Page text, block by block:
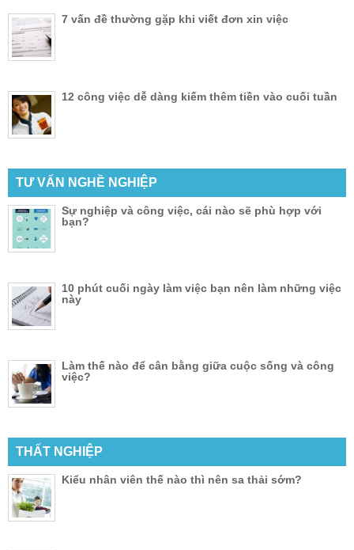
7 vấn đề thường gặp khi viết đơn xin việc
12 công việc dễ dàng kiếm thêm tiền vào cuối tuần
TƯ VẤN NGHỀ NGHIỆP
Sự nghiệp và công việc, cái nào sẽ phù hợp với
bạn?
10 phút cuối ngày làm việc bạn nên làm những việc
này
Làm thế nào để cân bằng giữa cuộc sống và công
việc?
THẤT NGHIỆP
Kiểu nhân viên thế nào thì nên sa thải sớm?